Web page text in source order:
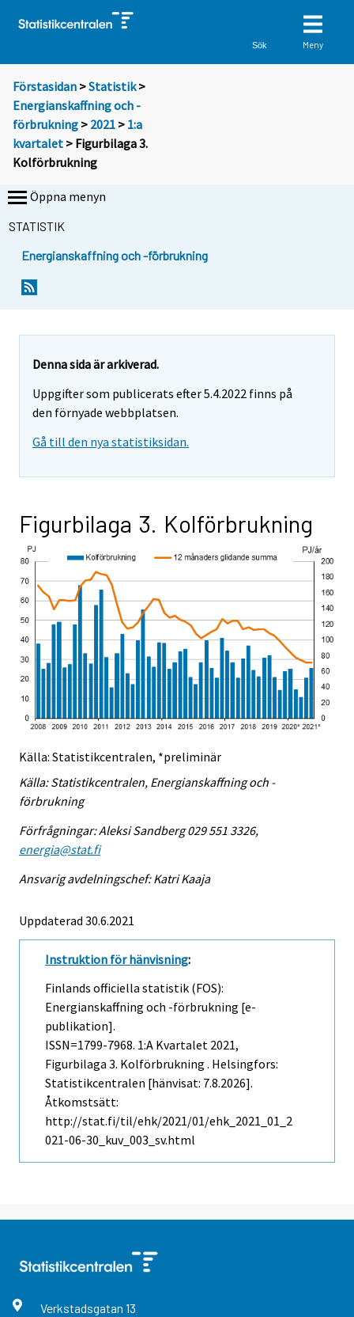
Sök Meny
Förstasidan >Statistik >
Energianskaffning och -
förbrukning > 2021 > 1:a
kvartalet > Figurbilaga 3.
Kolförbrukning
Öppna menyn
STATISTIK
Energianskaffning och -förbrukning
Denna sida är arkiverad.
Uppgifter som publicerats efter 5.4.2022 finns på
den förnyade webbplatsen.
Gå till den nya statistiksidan.
Figurbilaga 3. Kolförbrukning
Källa: Statistikcentralen, *preliminär
Källa: Statistikcentralen, Energianskaffning och -
förbrukning
Förfrågningar: Aleksi Sandberg 029 551 3326,
energia@stat.fi
Ansvarig avdelningschef: Katri Kaaja
Uppdaterad 30.6.2021
Instruktion för hänvisning:
Finlands officiella statistik (FOS):
Energianskaffning och -förbrukning [e-
publikation].
ISSN=1799-7968. 1:a Kvartalet 2021,
Figurbilaga 3. Kolförbrukning . Helsingfors:
Statistikcentralen [hänvisat: 7.8.2026].
Åtkomstsätt:
http://stat.fi/til/ehk/2021/01/ehk_2021_01_2
021-06-30_kuv_003_sv.html
Verkstadsgatan 13